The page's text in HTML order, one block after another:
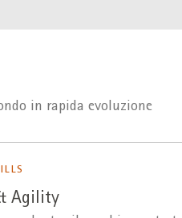
in rapida evoluzione
Agility